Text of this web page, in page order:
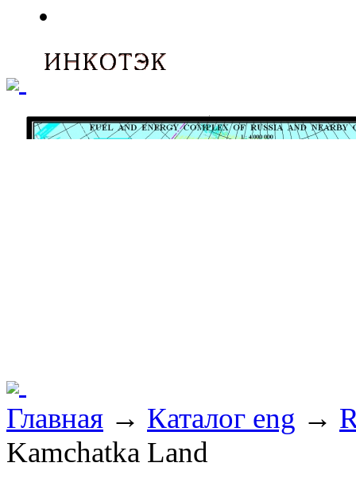
•
Главная → Каталог eng →
Kamchatka Land